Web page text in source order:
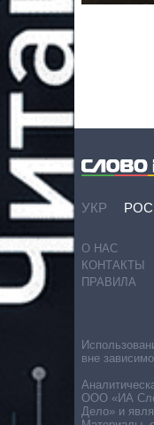
УКР РОС
О НАС
КОНТАКТЫ
ПРАВИЛА
вне
ООО «ИА
Дело» и